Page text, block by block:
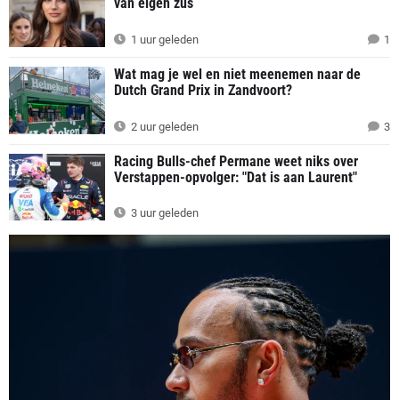
van eigen zus
1 uur geleden 1
Wat mag je wel en niet meenemen naar de
Dutch Grand Prix in Zandvoort?
2 uur geleden 3
Racing Bulls-chef Permane weet niks over
Verstappen-opvolger: "Dat is aan Laurent"
3 uur geleden